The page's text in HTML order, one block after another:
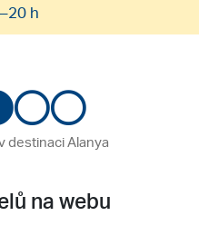
h
destinaci Alanya
na webu